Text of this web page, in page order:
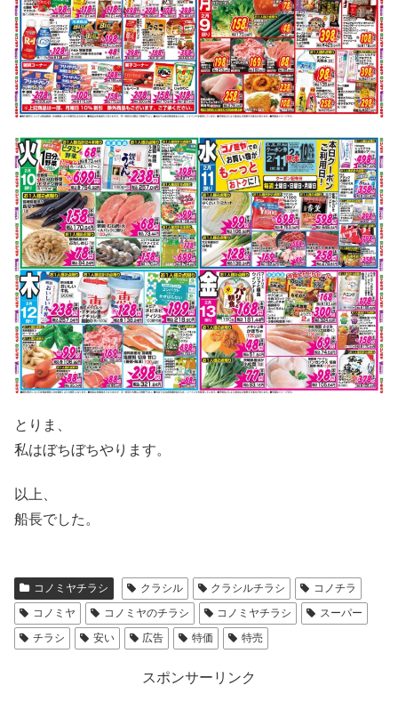
とりま、
私はぼちぼちやります。
以上、
船長でした。
コノミヤチラシ クラシル クラシルチラシ
コノチラ
コノミヤ
コノミヤのチラシ コノミヤチラシ
スーパー
チラシ
安い 広告 特価 特売
スポンサーリンク